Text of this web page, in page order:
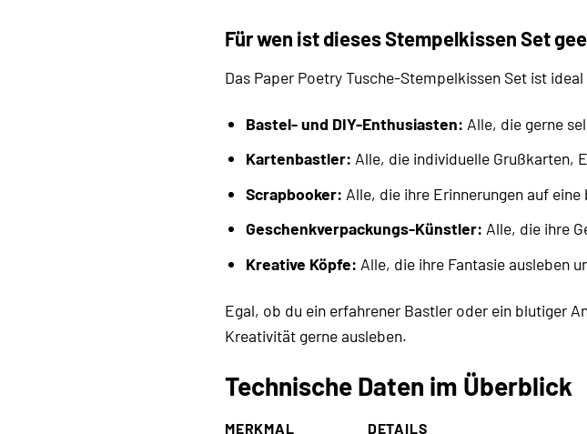
Für wen ist dieses Stempelkissen Set
Das Paper Poetry Tusche-Stempelkissen Set ist
Bastel- und DIY-Enthusiasten: Alle, die gerne
Kartenbastler: Alle, die individuelle Grußkarten,
Scrapbooker: Alle, die ihre Erinnerungen auf
Geschenkverpackungs-Künstler: Alle, die ihre
Kreative Köpfe: Alle, die ihre Fantasie ausleben
Egal, ob du ein erfahrener Bastler oder ein blutiger
Kreativität gerne ausleben.
Technische Daten im Überblick
MERKMAL DETAILS